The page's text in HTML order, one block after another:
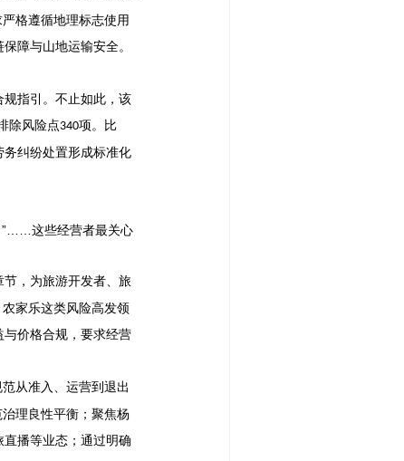
格遵循地理标志使用
障与山地运输安全。
指引。不止如此，该
除风险点340项。比
纠纷处置形成标准化
”……这些经营者最关心
节，为旅游开发者、旅
家乐这类风险高发领
价格合规，要求经营
从准入、运营到退出
理良性平衡；聚焦杨
播等业态；通过明确